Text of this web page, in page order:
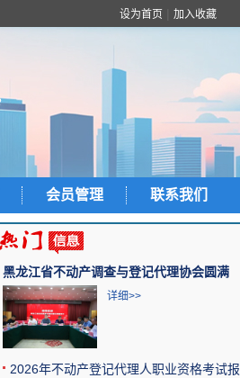
设为首页 加入收藏
会员管理 联系我们
黑龙江省不动产调查与登记代理协会圆满
详细>>
2026年不动产登记代理人职业资格考试报